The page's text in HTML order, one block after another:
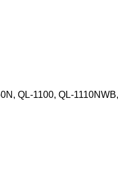
QL-1100, QL-